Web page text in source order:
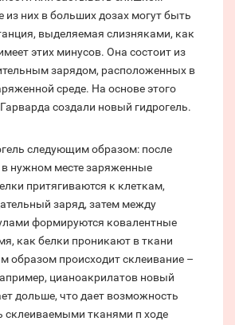
из них в больших дозах могут быть
выделяемая слизняками, как
этих минусов. Она состоит из
зарядом, расположенных в
среде. На основе этого
создали новый гидрогель.
следующим образом: после
нужном месте заряженные
притягиваются к клеткам,
заряд, затем между
формируются ковалентные
как белки проникают в ткани
образом происходит склеивание –
цианоакрилатов новый
дольше, что дает возможность
склеиваемыми тканями п ходе